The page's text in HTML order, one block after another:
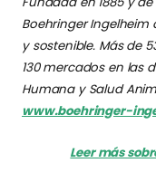
Boehringer
y sostenible. Más de
130 mercados en las
Humana y Salud
www.boehringer-
Leer más